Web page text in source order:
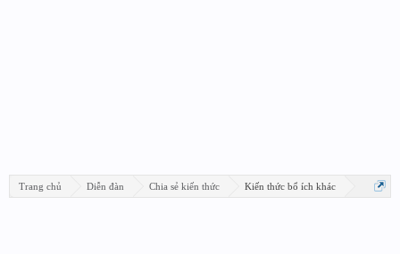
Trang chủ Diễn đàn Chia sẻ kiến thức Kiến thức bổ ích khác